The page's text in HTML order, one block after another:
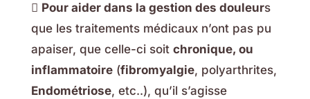
 Pour aider dans la gestion des douleurs
que les traitements médicaux n’ont pas pu
apaiser, que celle-ci soit chronique, ou
inflammatoire(fibromyalgie, polyarthrites,
Endométriose, etc..), qu’il s’agisse